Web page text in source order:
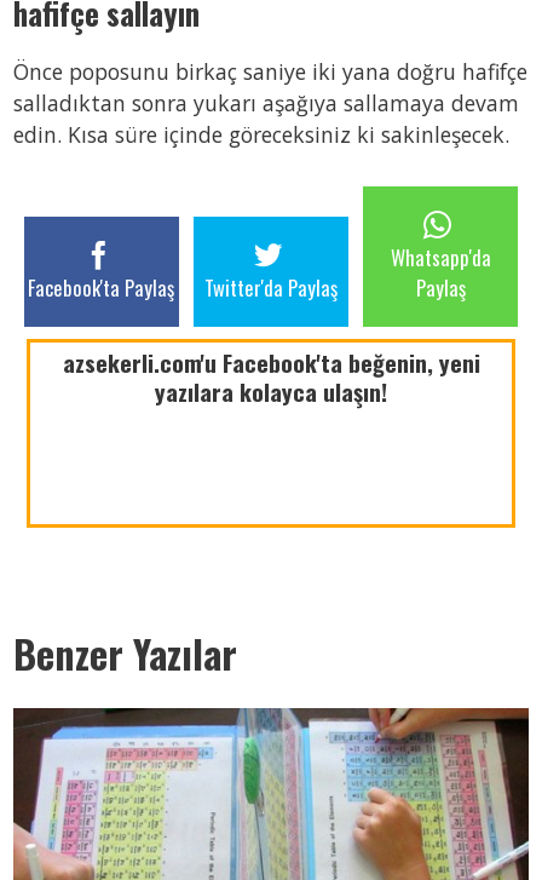
hafifçe sallayın
Önce poposunu birkaç saniye iki yana doğru hafifçe
salladıktan sonra yukarı aşağıya sallamaya devam
edin. Kısa süre içinde göreceksiniz ki sakinleşecek.
Facebook'ta Paylaş Twitter'da Paylaş
Whatsapp'da
Paylaş
azsekerli.com'u Facebook'ta beğenin, yeni
yazılara kolayca ulaşın!
Benzer Yazılar